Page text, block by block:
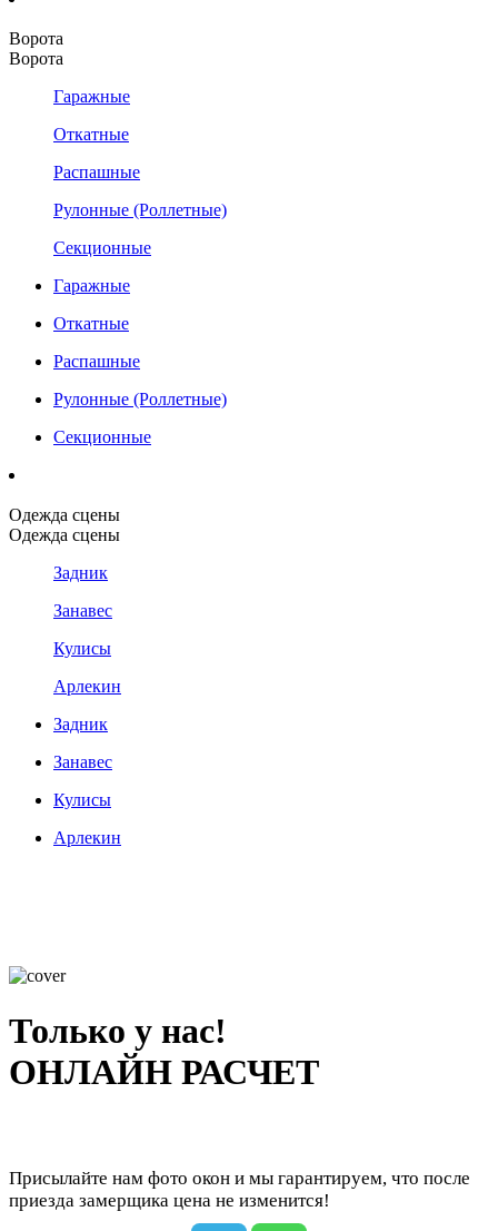
Ворота
Ворота
Гаражные
Откатные
Распашные
Рулонные (Роллетные)
Секционные
Гаражные
Откатные
Распашные
Рулонные (Роллетные)
Секционные
Одежда сцены
Одежда сцены
Задник
Занавес
Кулисы
Арлекин
Задник
Занавес
Кулисы
Арлекин
Только у нас!
ОНЛАЙН РАСЧЕТ
Присылайте нам фото окон и мы гарантируем, что после
приезда замерщика цена не изменится!